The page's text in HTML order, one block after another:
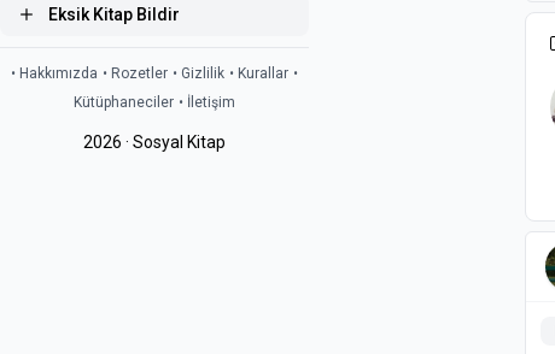
Eksik Kitap Bildir
• Hakkımızda • Rozetler • Gizlilik • Kurallar •
Kütüphaneciler • İletişim
2026 · Sosyal Kitap